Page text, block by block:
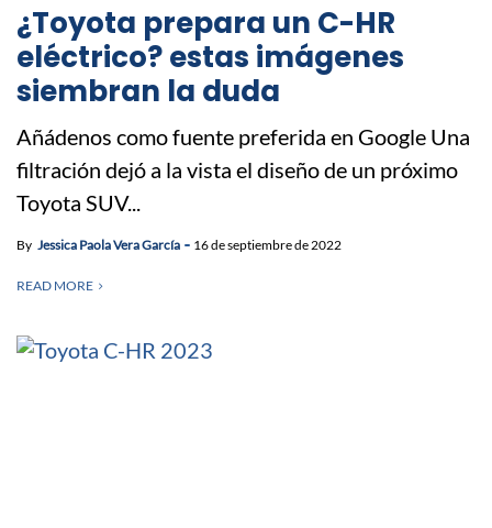
¿Toyota prepara un C-HR
eléctrico? estas imágenes
siembran la duda
Añádenos como fuente preferida en Google Una
filtración dejó a la vista el diseño de un próximo
Toyota SUV...
By Jessica Paola Vera García 16 de septiembre de 2022
READ MORE